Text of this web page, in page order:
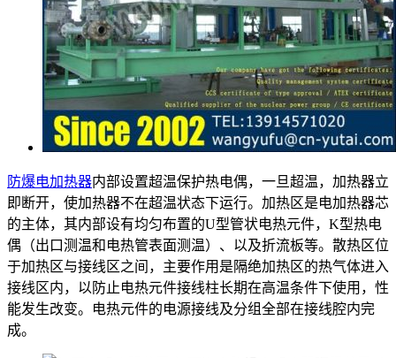
防爆电加热器内部设置超温保护热电偶，一旦超温，加热器立
即断开，使加热器不在超温状态下运行。加热区是电加热器芯
的主体，其内部设有均匀布置的U型管状电热元件，K型热电
偶（出口测温和电热管表面测温）、以及折流板等。散热区位
于加热区与接线区之间，主要作用是隔绝加热区的热气体进入
接线区内，以防止电热元件接线柱长期在高温条件下使用，性
能发生改变。电热元件的电源接线及分组全部在接线腔内完
成。